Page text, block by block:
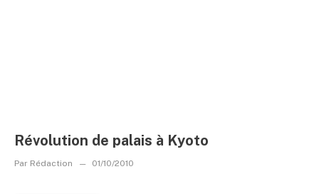
Révolution de palais à Kyoto
Par Rédaction 01/10/2010